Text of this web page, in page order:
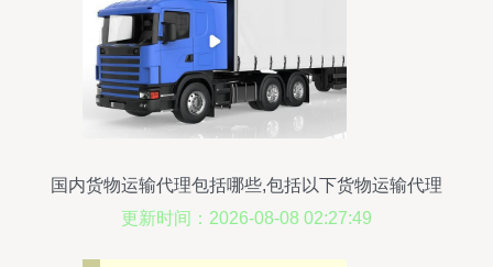
国内货物运输代理包括哪些,包括以下货物运输代理
服务
更新时间：2026-08-08 02:27:49